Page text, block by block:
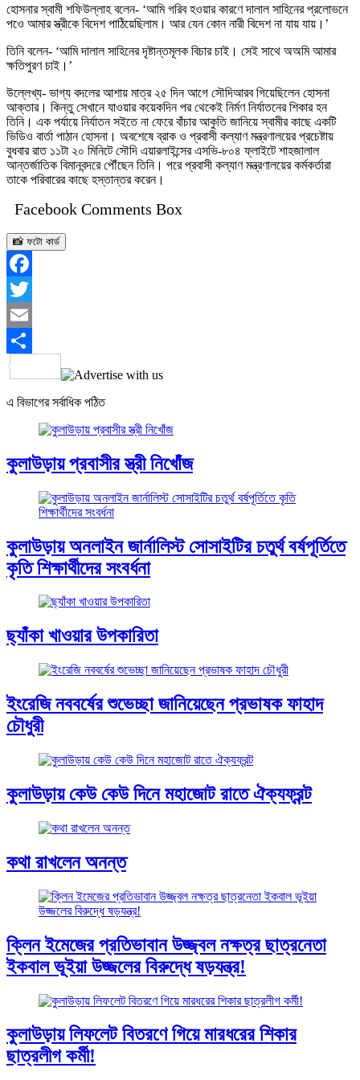
হোসনার স্বামী শফিউল্লাহ বলেন- ‘আমি গরিব হওয়ার কারণে দালাল সাহিনের প্রলোভনে
পওে আমার স্ত্রীকে বিদেশ পাঠিয়েছিলাম। আর যেন কোন নারী বিদেশ না যায় যায়।’
তিনি বলেন- ‘আমি দালাল সাহিনের দৃষ্টান্তমূলক বিচার চাই। সেই সাথে অঅমি আমার
ক্ষতিপুরণ চাই।’
উল্লেখ্য- ভাগ্য বদলের আশায় মাত্র ২৫ দিন আগে সৌদিআরব গিয়েছিলেন হোসনা
আক্তার। কিন্তু সেখানে যাওয়ার কয়েকদিন পর থেকেই নির্মণ নির্যাতনের শিকার হন
তিনি। এক পর্যায়ে নির্যাতন সইতে না ফেরে বাঁচার আকুতি জানিয়ে স্বামীর কাছে একটি
ভিডিও বার্তা পাঠান হোসনা। অবশেষে ব্রাক ও প্রবাসী কল্যাণ মন্ত্রণালয়ের প্রচেষ্টায়
বুধবার রাত ১১টা ২০ মিনিটে সৌদি এয়ারলাইন্সের এসভি-৮০৪ ফ্লাইটে শাহজালাল
আন্তর্জাতিক বিমানবন্দরে পৌঁছেন তিনি। পরে প্রবাসী কল্যাণ মন্ত্রণালয়ের কর্মকর্তারা
তাকে পরিবারের কাছে হস্তান্তর করেন।
Facebook Comments Box
📸 ফটো কার্ড
Facebook
Twitter
Email
Share
এ বিভাগের সর্বাধিক পঠিত
কুলাউড়ায় প্রবাসীর স্ত্রী নিখোঁজ
কুলাউড়ায় অনলাইন জার্নালিস্ট সোসাইটির চতুর্থ বর্ষপূর্তিতে
কৃতি শিক্ষার্থীদের সংবর্ধনা
ছ্যাঁকা খাওয়ার উপকারিতা
ইংরেজি নববর্ষের শুভেচ্ছা জানিয়েছেন প্রভাষক ফাহাদ
চৌধুরী
কুলাউড়ায় কেউ কেউ দিনে মহাজোট রাতে ঐক্যফ্রন্ট
কথা রাখলেন অনন্ত
ক্লিন ইমেজের প্রতিভাবান উজ্জ্বল নক্ষত্র ছাত্রনেতা
ইকবাল ভূইয়া উজ্জলের বিরুদ্ধে ষড়যন্ত্র!
কুলাউড়ায় লিফলেট বিতরণে গিয়ে মারধরের শিকার
ছাত্রলীগ কর্মী!